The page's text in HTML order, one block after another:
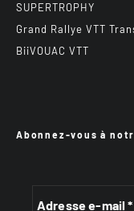
SUPERTROPHY
Grand Rallye VTT
BiiVOUAC VTT
Abonnez-vous à